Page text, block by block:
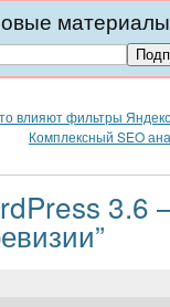
влияют фильтры
Комплексный SEO